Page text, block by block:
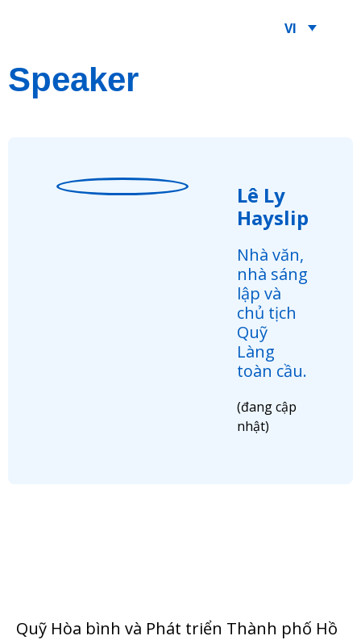
VI
Speaker
Lê Ly
Hayslip
Nhà văn,
nhà sáng
lập và
chủ tịch
Quỹ
Làng
toàn cầu.
(đang cập
nhật)
Quỹ Hòa bình và Phát triển Thành phố Hồ